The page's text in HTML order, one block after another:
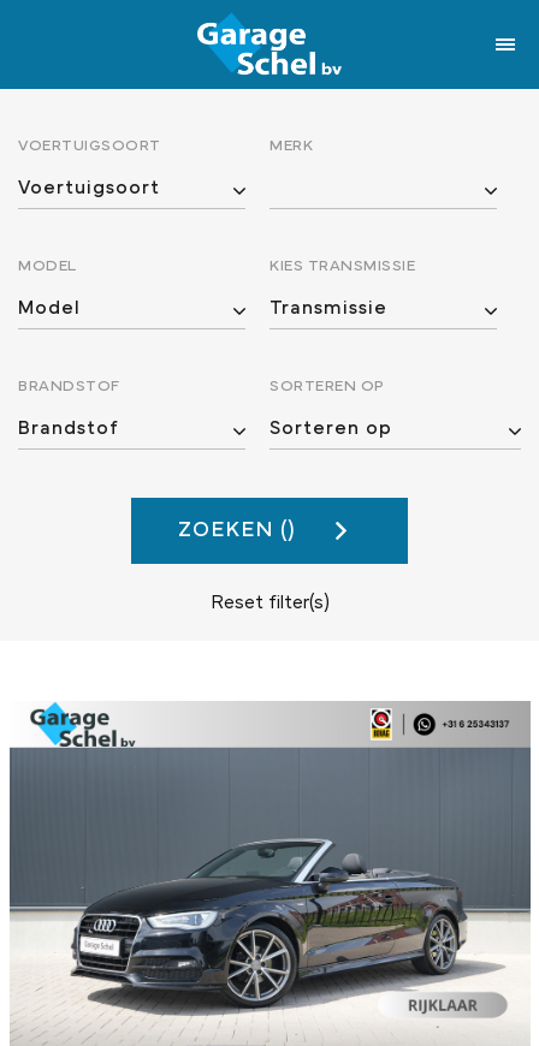
VOERTUIGSOORT MERK
MODEL KIES TRANSMISSIE
BRANDSTOF SORTEREN OP
ZOEKEN ()
Reset filter(s)